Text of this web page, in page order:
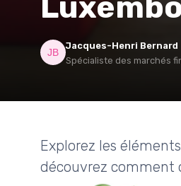
Jacques-Henri Bernard
Spécialiste des marchés
Explorez les
découvrez comment